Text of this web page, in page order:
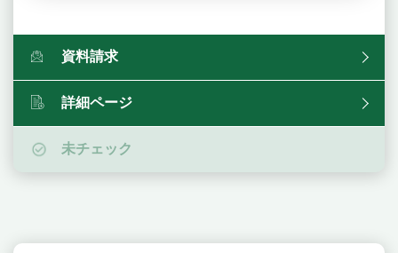
資料請求
詳細ページ
未チェック